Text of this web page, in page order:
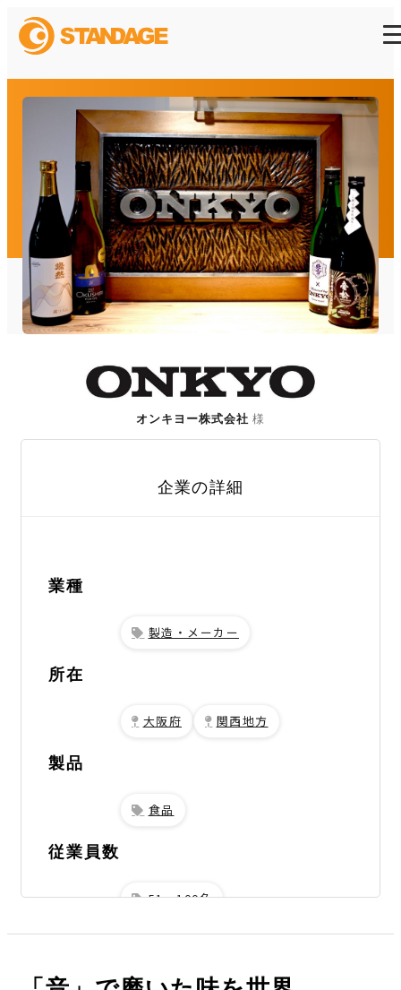
オンキヨー株式会社 様
企業の詳細
業種
製造・メーカー
所在
大阪府 関西地方
製品
食品
従業員数
51～100名
URL
お話を伺った方